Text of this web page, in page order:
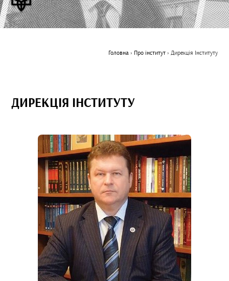
Головна› Про інститут› Дирекція Інституту
ДИРЕКЦІЯ ІНСТИТУТУ